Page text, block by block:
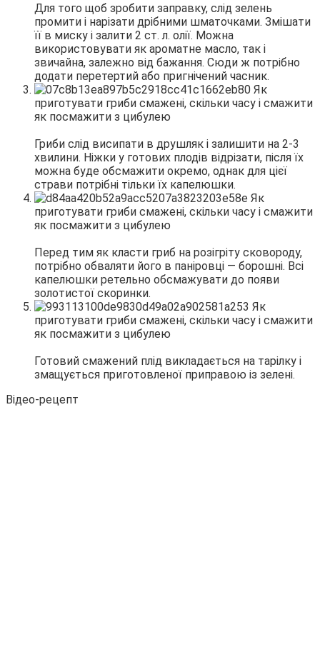
Для того щоб зробити заправку, слід зелень
промити і нарізати дрібними шматочками. Змішати
її в миску і залити 2 ст. л. олії. Можна
використовувати як ароматне масло, так і
звичайна, залежно від бажання. Сюди ж потрібно
додати перетертий або пригнічений часник.
Гриби слід висипати в друшляк і залишити на 2-3
хвилини. Ніжки у готових плодів відрізати, після їх
можна буде обсмажити окремо, однак для цієї
страви потрібні тільки їх капелюшки.
Перед тим як класти гриб на розігріту сковороду,
потрібно обваляти його в паніровці — борошні. Всі
капелюшки ретельно обсмажувати до появи
золотистої скоринки.
Готовий смажений плід викладається на тарілку і
змащується приготовленої приправою із зелені.
Відео-рецепт